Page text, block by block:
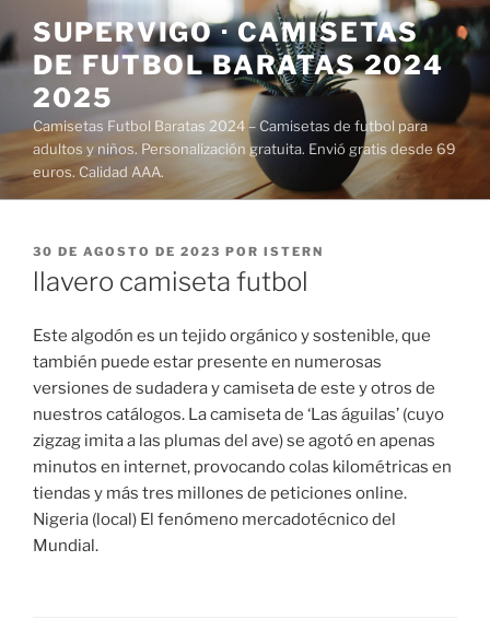
al
contenido
SUPERVIGO · CAMISETAS
DE FUTBOL BARATAS 2024
2025
Camisetas Futbol Baratas 2024 – Camisetas de futbol para
adultos y niños. Personalización gratuita. Envió gratis desde 69
euros. Calidad AAA.
PUBLICADO
EL
30 DE AGOSTO DE 2023 POR ISTERN
llavero camiseta futbol
Este algodón es un tejido orgánico y sostenible, que
también puede estar presente en numerosas
versiones de sudadera y camiseta de este y otros de
nuestros catálogos. La camiseta de ‘Las águilas’ (cuyo
zigzag imita a las plumas del ave) se agotó en apenas
minutos en internet, provocando colas kilométricas en
tiendas y más tres millones de peticiones online.
Nigeria (local) El fenómeno mercadotécnico del
Mundial.